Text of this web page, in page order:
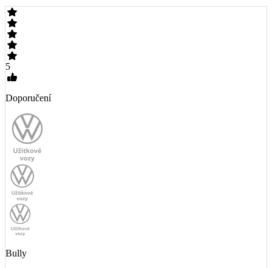
5
Doporučení
Bully